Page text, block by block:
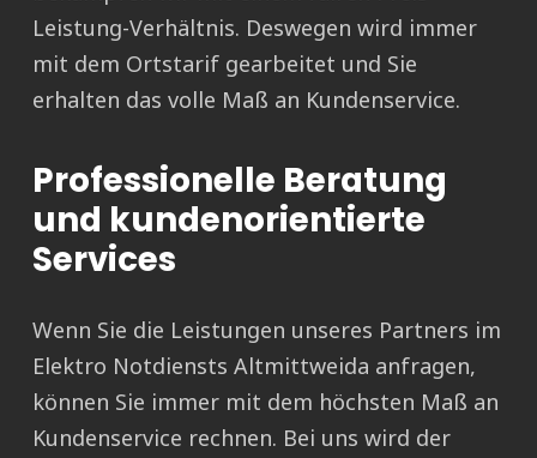
Leistung-Verhältnis. Deswegen wird immer
mit dem Ortstarif gearbeitet und Sie
erhalten das volle Maß an Kundenservice.
Professionelle Beratung
und kundenorientierte
Services
Wenn Sie die Leistungen unseres Partners im
Elektro Notdiensts Altmittweida anfragen,
können Sie immer mit dem höchsten Maß an
Kundenservice rechnen. Bei uns wird der